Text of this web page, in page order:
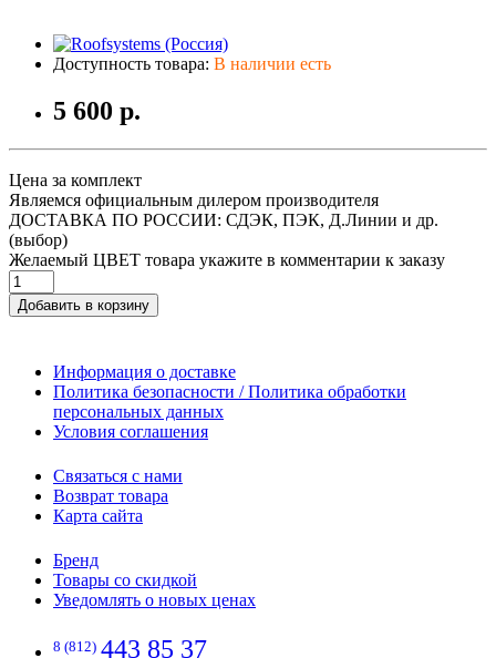
Доступность товара: В наличии есть
5 600 р.
Цена за комплект
Являемся официальным дилером производителя
ДОСТАВКА ПО РОССИИ: СДЭК, ПЭК, Д.Линии и др.
(выбор)
Желаемый ЦВЕТ товара укажите в комментарии к заказу
Добавить в корзину
Информация о доставке
Политика безопасности / Политика обработки
персональных данных
Условия соглашения
Связаться с нами
Возврат товара
Карта сайта
Бренд
Товары со скидкой
Уведомлять о новых ценах
8 (812) 443 85 37